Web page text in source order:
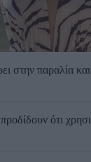
στην παραλία και
ότι